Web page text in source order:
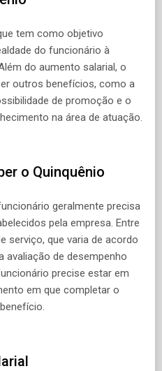
tem como objetivo
do funcionário à
do aumento salarial, o
outros benefícios, como a
de promoção e o
na área de atuação.
o Quinquênio
geralmente precisa
pela empresa. Entre
serviço, que varia de acordo
avaliação de desempenho
precise estar em
em que completar o